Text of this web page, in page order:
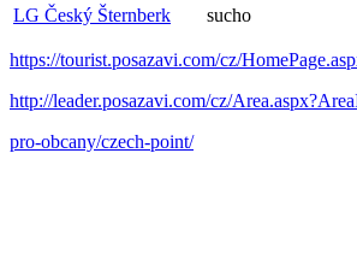
LG Český Šternberk
sucho
https://tourist.posazavi.com/cz/
http://leader.posazavi.com/cz/
pro-obcany/czech-point/